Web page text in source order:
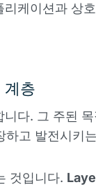
케이션과 상
계층
니다. 그 주된
하고 발전시키
것입니다.